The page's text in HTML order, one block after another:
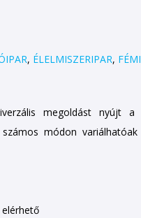
, ÉLELMISZERIPAR,
megoldást nyújt a
módon variálhatóak